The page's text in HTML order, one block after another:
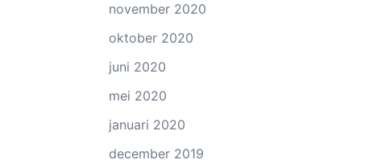
november 2020
oktober 2020
juni 2020
mei 2020
januari 2020
december 2019